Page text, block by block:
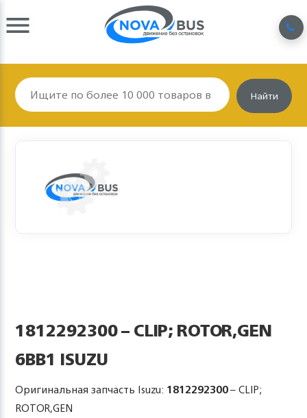
Найти
1812292300 – CLIP; ROTOR,GEN
6BB1 ISUZU
Оригинальная запчасть Isuzu: 1812292300– CLIP;
ROTOR,GEN